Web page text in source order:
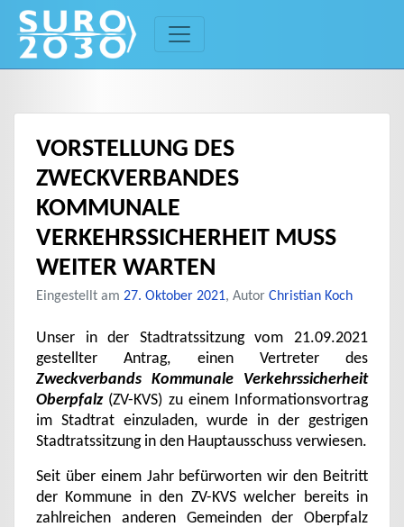
content
VORSTELLUNG DES
ZWECKVERBANDES
KOMMUNALE
VERKEHRSSICHERHEIT MUSS
WEITER WARTEN
Eingestellt am 27. Oktober 2021, Autor Christian Koch
Unser in der Stadtratssitzung vom 21.09.2021
gestellter Antrag, einen Vertreter des
Zweckverbands Kommunale Verkehrssicherheit
Oberpfalz(ZV-KVS) zu einem Informationsvortrag
im Stadtrat einzuladen, wurde in der gestrigen
Stadtratssitzung in den Hauptausschuss verwiesen.
Seit über einem Jahr befürworten wir den Beitritt
der Kommune in den ZV-KVS welcher bereits in
zahlreichen anderen Gemeinden der Oberpfalz